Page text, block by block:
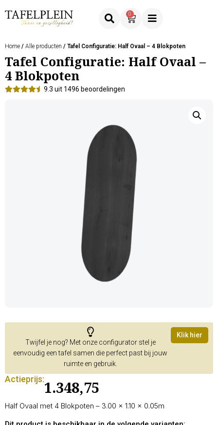
0
Home / Alle producten / Tafel Configuratie: Half Ovaal – 4 Blokpoten
Tafel Configuratie: Half Ovaal –
4 Blokpoten
9.3 uit 1496 beoordelingen
Twijfel je nog? Met onze configurator stel je
eenvoudig een tafel samen die perfect past bij jouw
ruimte en gebruik.
Klik hier
Actieprijs:
1.348,75
Half Ovaal met 4 Blokpoten – 3.00 × 1.10 × 0.05m